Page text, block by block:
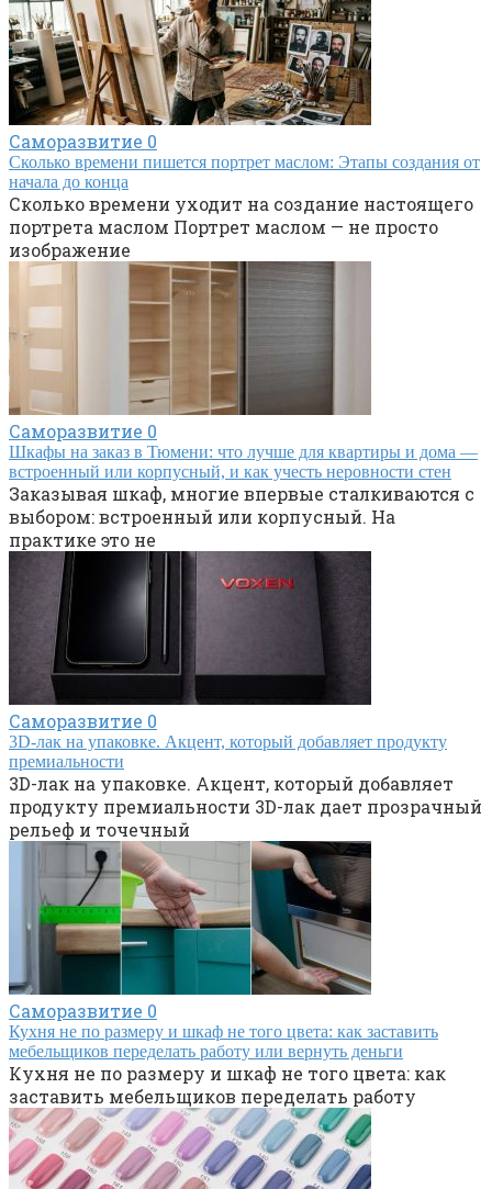
Саморазвитие 0
Сколько времени пишется портрет маслом: Этапы создания от
начала до конца
Сколько времени уходит на создание настоящего
портрета маслом Портрет маслом — не просто
изображение
Саморазвитие 0
Шкафы на заказ в Тюмени: что лучше для квартиры и дома —
встроенный или корпусный, и как учесть неровности стен
Заказывая шкаф, многие впервые сталкиваются с
выбором: встроенный или корпусный. На
практике это не
Саморазвитие 0
3D-лак на упаковке. Акцент, который добавляет продукту
премиальности
3D-лак на упаковке. Акцент, который добавляет
продукту премиальности 3D-лак дает прозрачный
рельеф и точечный
Саморазвитие 0
Кухня не по размеру и шкаф не того цвета: как заставить
мебельщиков переделать работу или вернуть деньги
Кухня не по размеру и шкаф не того цвета: как
заставить мебельщиков переделать работу